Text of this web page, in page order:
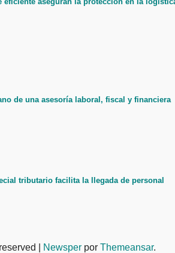
de una asesoría laboral, fiscal y financiera
tributario facilita la llegada de personal
Newsper por Themeansar.